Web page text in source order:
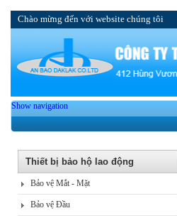
Chào mừng đến với website chúng tôi
Show navigation
Thiết bị bảo hộ lao động
Bảo vệ Mắt - Mặt
Bảo vệ Đầu